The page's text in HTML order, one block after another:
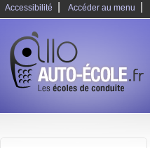
Accessibilité Accéder au menu